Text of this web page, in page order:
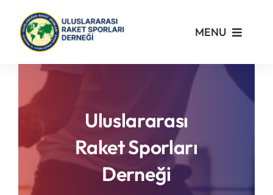
content
MENU
Kurumsal
Yönetmelikler
Turnuvalar
PickleFast
Uluslararası
Raket Sporları
Derneği